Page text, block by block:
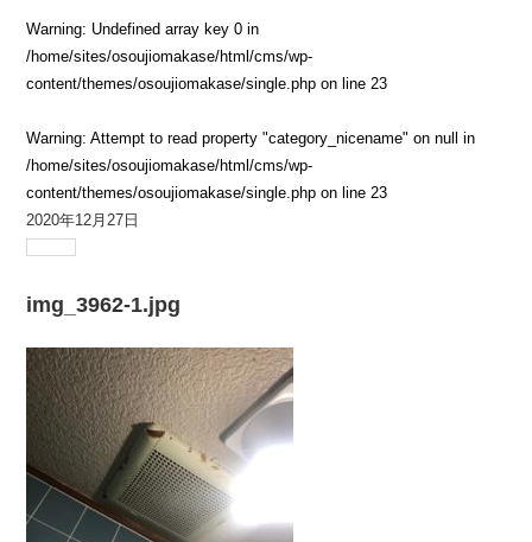
Warning: Undefined array key 0 in
/home/sites/osoujiomakase/html/cms/wp-
content/themes/osoujiomakase/single.php on line 23
Warning: Attempt to read property "category_nicename" on null in
/home/sites/osoujiomakase/html/cms/wp-
content/themes/osoujiomakase/single.php on line 23
2020年12月27日
img_3962-1.jpg